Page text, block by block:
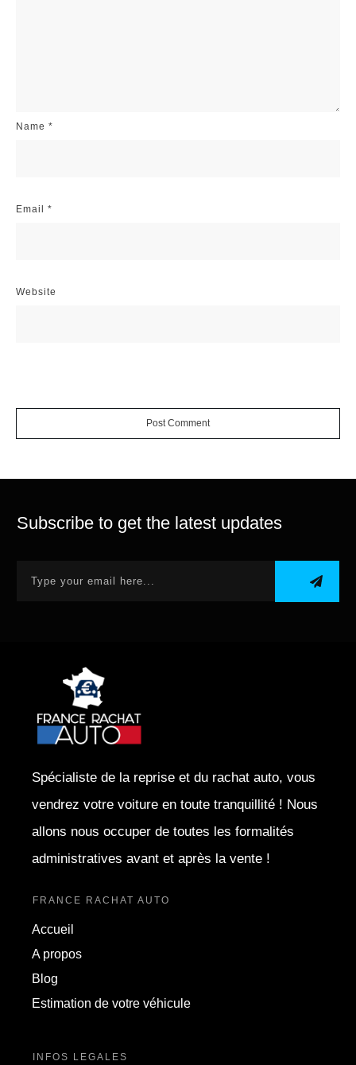
Name *
Email *
Website
Post Comment
Subscribe to get the latest updates
Spécialiste de la reprise et du rachat auto, vous
vendrez votre voiture en toute tranquillité ! Nous
allons nous occuper de toutes les formalités
administratives avant et après la vente !
FRANCE RACHAT AUTO
Accueil
A propos
Blog
Estimation de votre véhicule
INFOS LEGALES